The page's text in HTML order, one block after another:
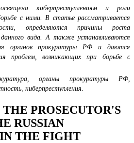
киберпреступлениям и роли
с ними. В статье рассматривается
определяются причины роста
данного вида. А также устанавливаются
органов прокуратуры РФ и даются
проблем, возникающих при борьбе с
органы прокуратуры РФ,
киберпреступления.
PROSECUTOR'S
RUSSIAN
THE FIGHT